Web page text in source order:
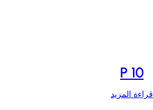
P 10
قراءة المزيد